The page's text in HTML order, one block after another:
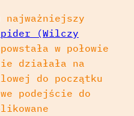
najważniejszy
(Wilczy
w połowie
działała na
do początku
podejście do